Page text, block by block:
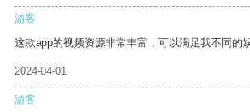
游客
这款app的视频资源非常丰富，可以满足我不同的
2024-04-01
游客